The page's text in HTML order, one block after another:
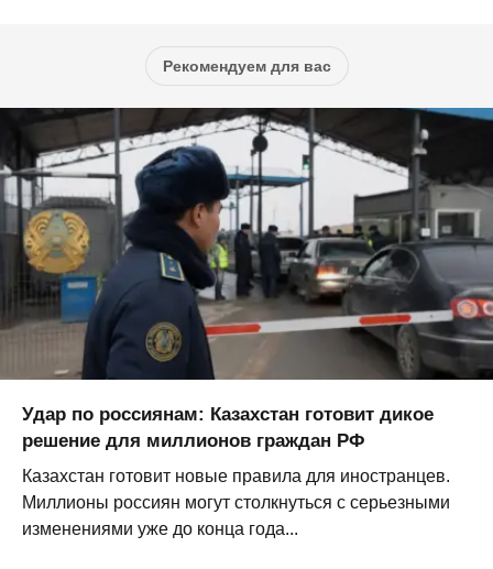
Рекомендуем для вас
Удар по россиянам: Казахстан готовит дикое
решение для миллионов граждан РФ
Казахстан готовит новые правила для иностранцев.
Миллионы россиян могут столкнуться с серьезными
изменениями уже до конца года...